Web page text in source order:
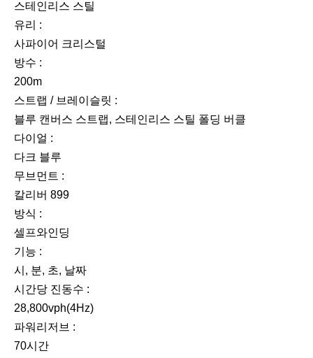
스테인리스 스틸
유리 :
사파이어 크리스털
방수 :
200m
스트랩 / 브레이슬릿 :
블루 캔버스 스트랩, 스테인리스 스틸 폴딩 버클
다이얼 :
다크 블루
무브먼트 :
칼리버 899
방식 :
셀프와인딩
기능 :
시, 분, 초, 날짜
시간당 진동수 :
28,800vph(4Hz)
파워리저브 :
70시간